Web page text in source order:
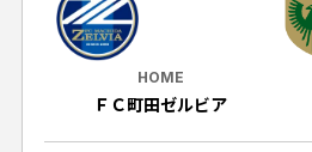
ホームタウン活動
アカデミー
️スタジアムを知る
スタジアムアクセス
スタジアムマップ
ファンクラブ
クラブゼルビスタへの入会
シーズンシート
グッズを買うトップ
オンラインストア
ホームタウントップ
HOME
ＦＣ町田ゼルビア